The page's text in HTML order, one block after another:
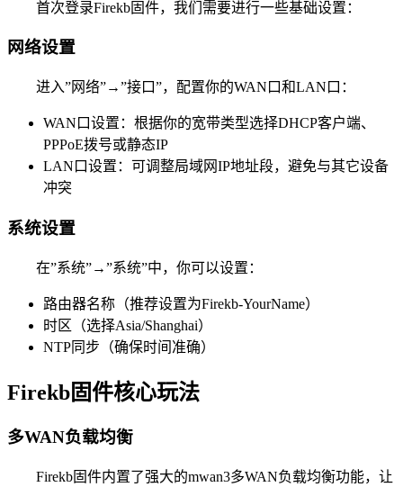
首次登录Firekb固件，我们需要进行一些基础设置：
网络设置
进入”网络”→”接口”，配置你的WAN口和LAN口：
WAN口设置：根据你的宽带类型选择DHCP客户端、
PPPoE拨号或静态IP
LAN口设置：可调整局域网IP地址段，避免与其它设备
冲突
系统设置
在”系统”→”系统”中，你可以设置：
路由器名称（推荐设置为Firekb-YourName）
时区（选择Asia/Shanghai）
NTP同步（确保时间准确）
Firekb固件核心玩法
多WAN负载均衡
Firekb固件内置了强大的mwan3多WAN负载均衡功能，让